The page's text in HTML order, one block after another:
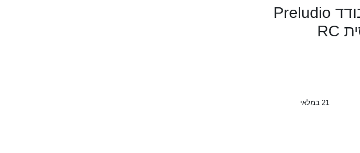
מיתר שלישי בודד Preludio
לגיטרה קלאסית RC
21 במלאי